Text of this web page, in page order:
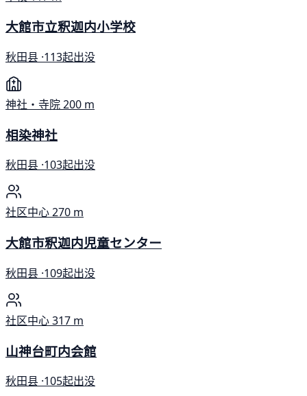
大館市立釈迦内小学校
秋田县 ·113起出没
神社・寺院200 m
相染神社
秋田县 ·103起出没
社区中心270 m
大館市釈迦内児童センター
秋田县 ·109起出没
社区中心317 m
山神台町内会館
秋田县 ·105起出没